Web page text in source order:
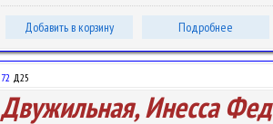
Добавить в корзину Подробнее
72 Д25
Двужильная, Инесса